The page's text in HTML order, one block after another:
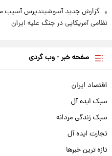
گزارش جدید آسوشیتدپرس آسیب
نظامی آمریکایی در جنگ علیه ایران
صفحه خبر - وب گردی
اقتصاد ایران
سبک ایده آل
سبک زندگی مردانه
تجارت ایده آل
تازه ترین خبرها